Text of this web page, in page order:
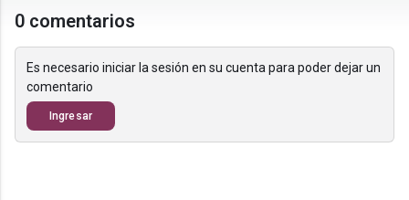
0 comentarios
Es necesario iniciar la sesión en su cuenta para poder dejar un
comentario
Ingresar